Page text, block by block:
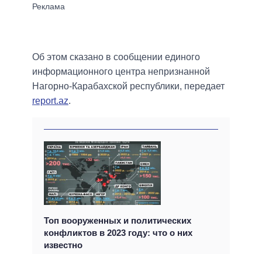
Об этом сказано в сообщении единого
информационного центра непризнанной
Нагорно-Карабахской республики, передает
report.az.
Топ вооруженных и политических
конфликтов в 2023 году: что о них
известно